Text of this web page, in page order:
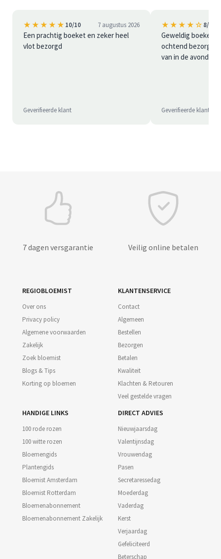
★★★★★ 10/10 7 augustus 2026
Een prachtig boeket en zeker heel
vlot bezorgd
Geverifieerde klant
★★★★☆ 8/10
Geweldig boeket
ochtend bezorgd
van in de avond
Geverifieerde klant
7 dagen versgarantie Veilig online betalen
REGIOBLOEMIST
Over ons
Privacy policy
Algemene voorwaarden
Zakelijk
Zoek bloemist
Blogs & Tips
Korting op bloemen
KLANTENSERVICE
Contact
Algemeen
Bestellen
Bezorgen
Betalen
Kwaliteit
Klachten & Retouren
Veel gestelde vragen
HANDIGE LINKS
100 rode rozen
100 witte rozen
Bloemengids
Plantengids
Bloemist Amsterdam
Bloemist Rotterdam
Bloemenabonnement
Bloemenabonnement Zakelijk
DIRECT ADVIES
Nieuwjaarsdag
Valentijnsdag
Vrouwendag
Pasen
Secretaressedag
Moederdag
Vaderdag
Kerst
Verjaardag
Gefeliciteerd
Beterschap